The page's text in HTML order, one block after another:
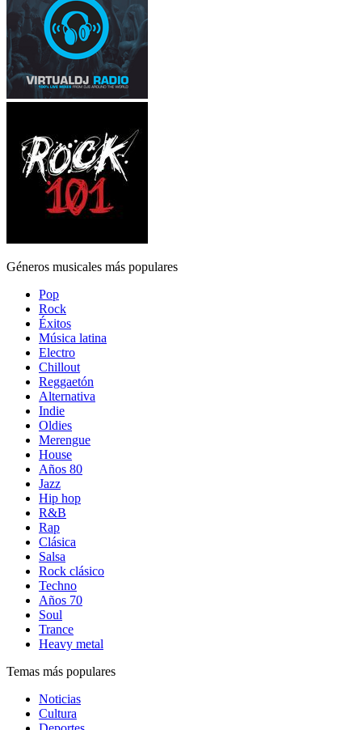
Géneros musicales más populares
Pop
Rock
Éxitos
Música latina
Electro
Chillout
Reggaetón
Alternativa
Indie
Oldies
Merengue
House
Años 80
Jazz
Hip hop
R&B
Rap
Clásica
Salsa
Rock clásico
Techno
Años 70
Soul
Trance
Heavy metal
Temas más populares
Noticias
Cultura